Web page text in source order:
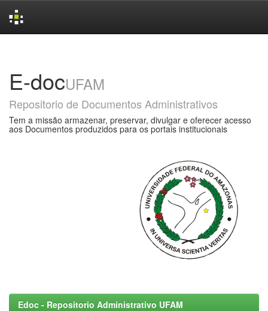
E-docUFAM
Repositorio de Documentos Administrativos
Tem a missão armazenar, preservar, divulgar e oferecer acesso
aos Documentos produzidos para os portais institucionais
Edoc - Repositorio Administrativo UFAM